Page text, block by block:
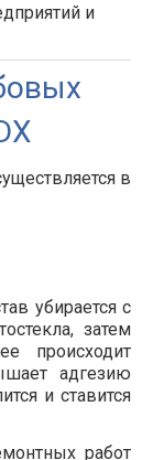
и
в
убирается с
затем
происходит
адгезию
и ставится
работ